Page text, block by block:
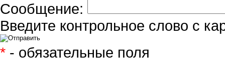
Сообщение:
Введите контрольное слово с
* - обязательные поля